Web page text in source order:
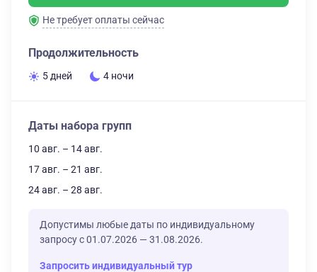
Не требует оплаты сейчас
Продолжительность
5 дней 4 ночи
Даты набора групп
10 авг. – 14 авг.
17 авг. – 21 авг.
24 авг. – 28 авг.
Допустимы любые даты по индивидуальному
запросу с 01.07.2026 — 31.08.2026.
Запросить индивидуальный тур